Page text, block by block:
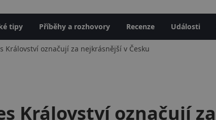
tipy Příběhy a rozhovory Recenze Události
Království označují za nejkrásnější v Česku
Království označují za